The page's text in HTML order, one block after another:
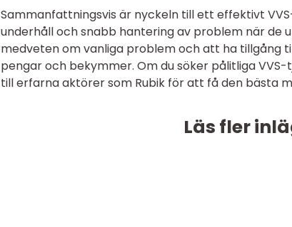
Sammanfattningsvis är nyckeln till ett effektivt
underhåll och snabb hantering av problem när de
medveten om vanliga problem och att ha tillgång
pengar och bekymmer. Om du söker pålitliga
till erfarna aktörer som Rubik för att få den bästa
Läs fler